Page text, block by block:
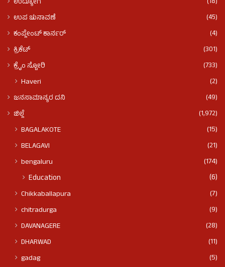
ಉಪ ಚುನಾವಣೆ
(45)
ಕಂಪ್ಲೇಂಟ್ ಕಾರ್ನರ್
(4)
ಕ್ರಿಕೆಟ್
(301)
ಕ್ರೈಂ ಸ್ಟೋರಿ
(733)
Haveri (2)
ಜನಸಾಮಾನ್ಯರ ದನಿ
(49)
ಜಿಲ್ಲೆ
(1,972)
BAGALAKOTE
(15)
BELAGAVI
(21)
bengaluru
(174)
Education (6)
Chikkaballapura
(7)
chitradurga
(9)
DAVANAGERE
(28)
DHARWAD
(11)
gadag
(5)